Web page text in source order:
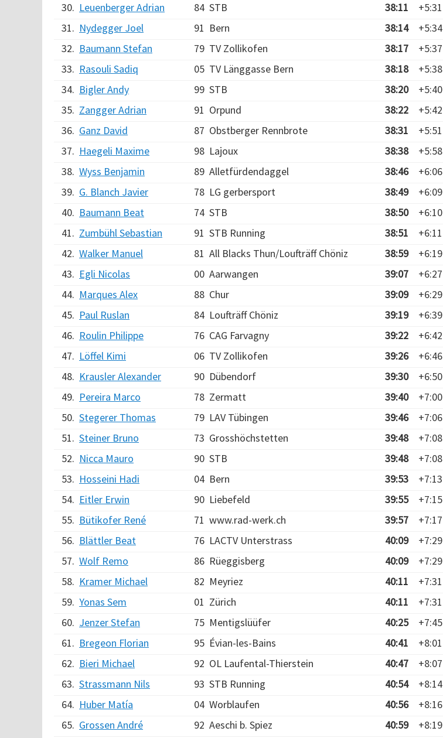
30. Leuenberger Adrian 84 STB 38:11 +5:31
31. Nydegger Joel 91 Bern 38:14 +5:34
32. Baumann Stefan 79 TV Zollikofen 38:17 +5:37
33. Rasouli Sadiq 05 TV Länggasse Bern 38:18 +5:38
34. Bigler Andy 99 STB 38:20 +5:40
35. Zangger Adrian 91 Orpund 38:22 +5:42
36. Ganz David 87 Obstberger Rennbrote 38:31 +5:51
37. Haegeli Maxime 98 Lajoux 38:38 +5:58
38. Wyss Benjamin 89 Alletfürdendaggel 38:46 +6:06
39. G. Blanch Javier 78 LG gerbersport 38:49 +6:09
40. Baumann Beat 74 STB 38:50 +6:10
41. Zumbühl Sebastian 91 STB Running 38:51 +6:11
42. Walker Manuel 81 All Blacks Thun/Loufträff Chöniz 38:59 +6:19
43. Egli Nicolas 00 Aarwangen 39:07 +6:27
44. Marques Alex 88 Chur 39:09 +6:29
45. Paul Ruslan 84 Loufträff Chöniz 39:19 +6:39
46. Roulin Philippe 76 CAG Farvagny 39:22 +6:42
47. Löffel Kimi 06 TV Zollikofen 39:26 +6:46
48. Krausler Alexander 90 Dübendorf 39:30 +6:50
49. Pereira Marco 78 Zermatt 39:40 +7:00
50. Stegerer Thomas 79 LAV Tübingen 39:46 +7:06
51. Steiner Bruno 73 Grosshöchstetten 39:48 +7:08
52. Nicca Mauro 90 STB 39:48 +7:08
53. Hosseini Hadi 04 Bern 39:53 +7:13
54. Eitler Erwin 90 Liebefeld 39:55 +7:15
55. Bütikofer René 71 www.rad-werk.ch 39:57 +7:17
56. Blättler Beat 76 LACTV Unterstrass 40:09 +7:29
57. Wolf Remo 86 Rüeggisberg 40:09 +7:29
58. Kramer Michael 82 Meyriez 40:11 +7:31
59. Yonas Sem 01 Zürich 40:11 +7:31
60. Jenzer Stefan 75 Mentigslüüfer 40:25 +7:45
61. Bregeon Florian 95 Évian-les-Bains 40:41 +8:01
62. Bieri Michael 92 OL Laufental-Thierstein 40:47 +8:07
63. Strassmann Nils 93 STB Running 40:54 +8:14
64. Huber Matía 04 Worblaufen 40:56 +8:16
65. Grossen André 92 Aeschi b. Spiez 40:59 +8:19